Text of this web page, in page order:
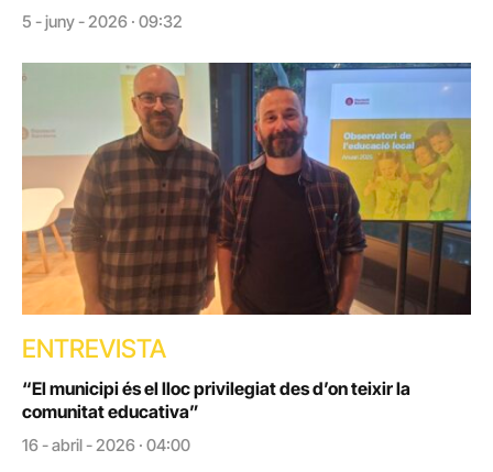
5 - juny - 2026 · 09:32
ENTREVISTA
“El municipi és el lloc privilegiat des d’on teixir la
comunitat educativa”
16 - abril - 2026 · 04:00